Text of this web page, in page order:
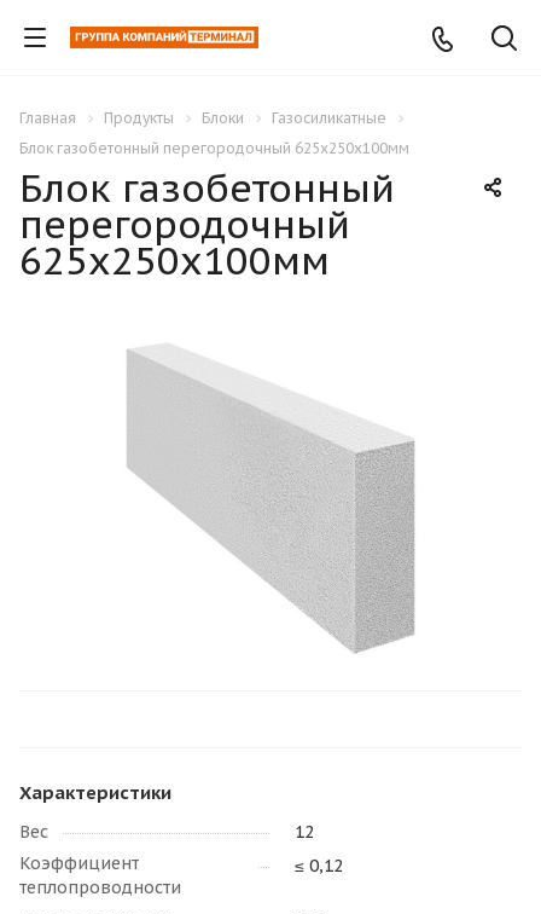
Главная Продукты Блоки
Газосиликатные
Блок газобетонный перегородочный 625х250х100мм
Блок газобетонный
перегородочный
625х250х100мм
Характеристики
Вес
12
Коэффициент
теплопроводности
≤ 0,12